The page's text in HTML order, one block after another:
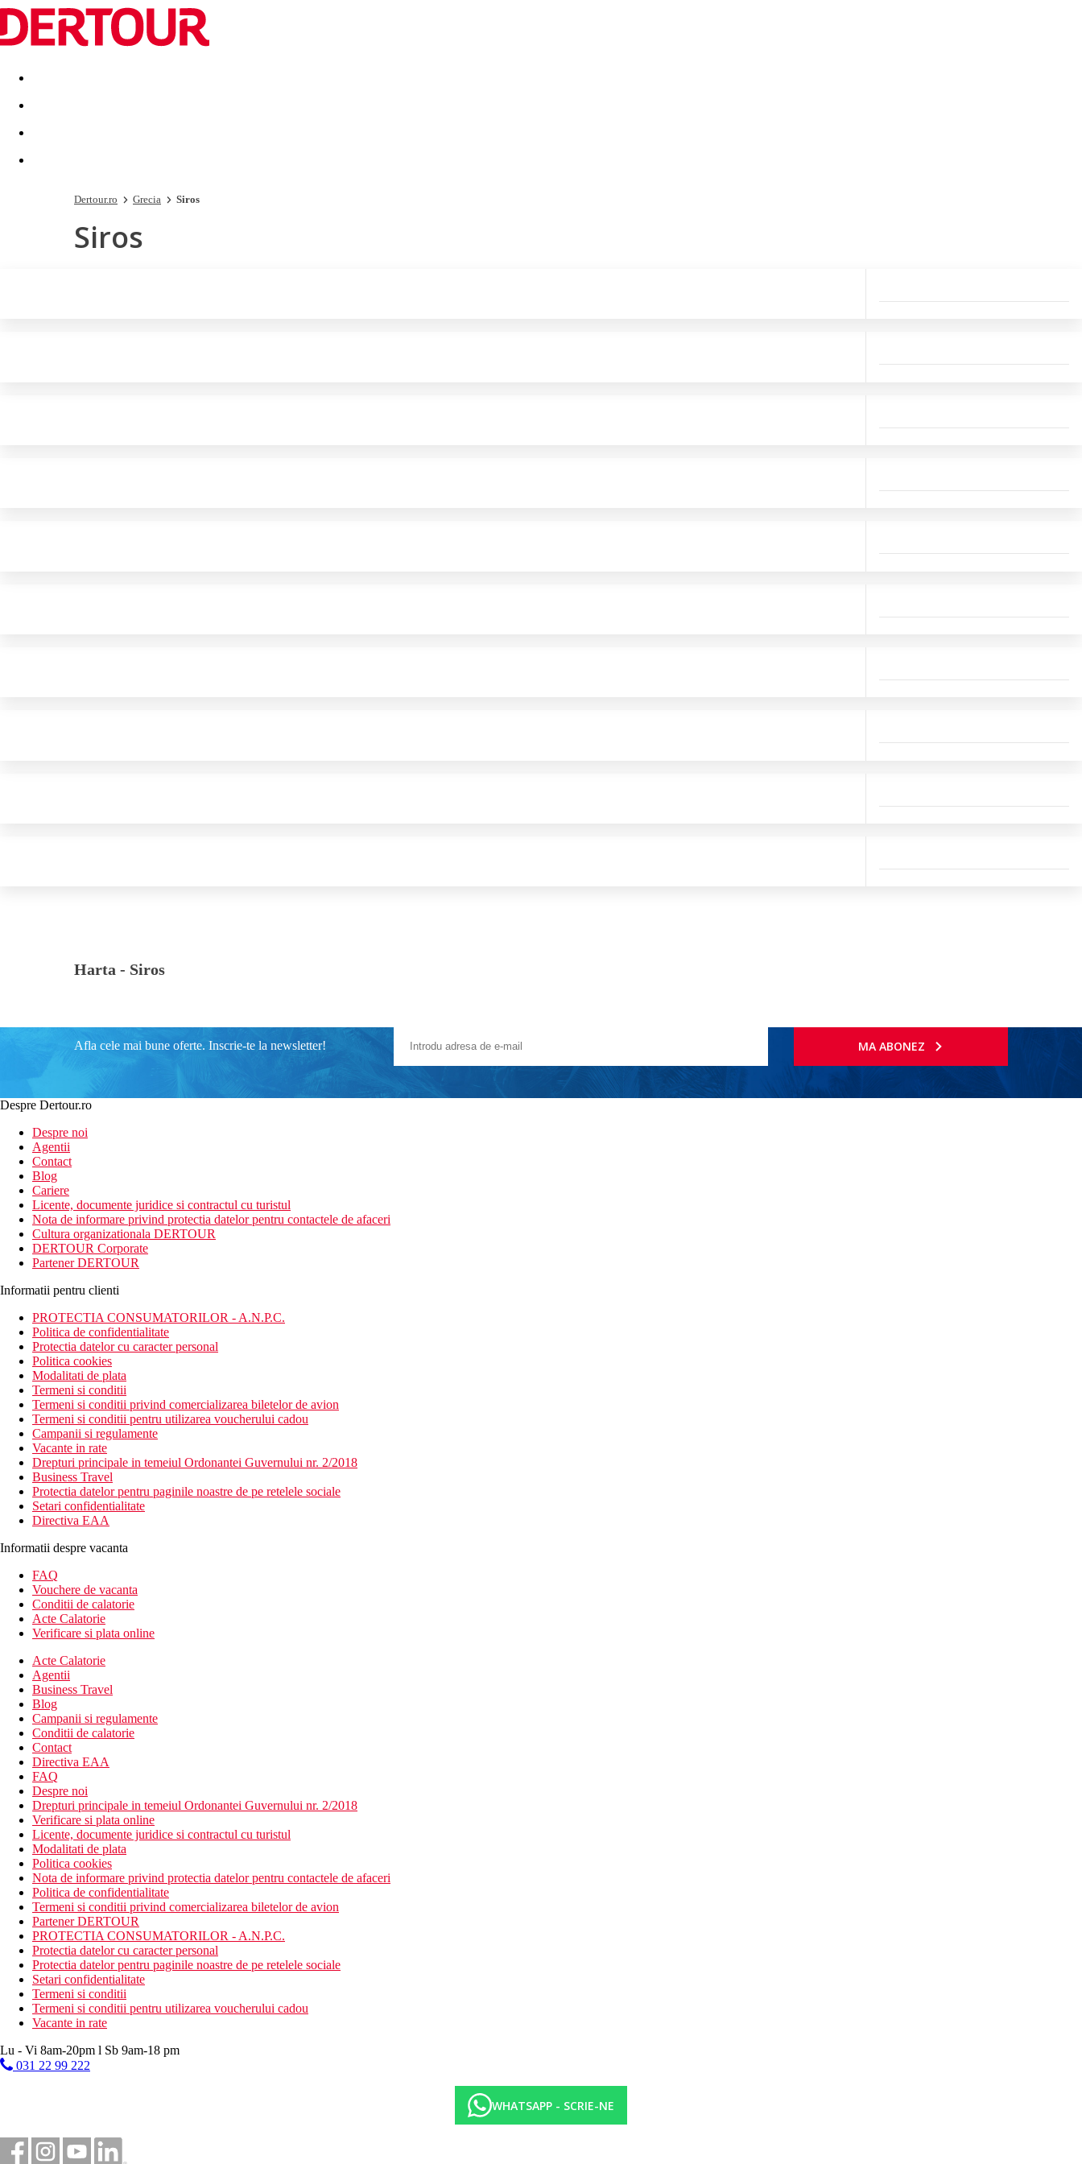
Destinatii Vacanta perfecta OFERTE DE NERATAT
Dertour.ro Grecia Siros
Siros
Harta - Siros
Afla cele mai bune oferte. Inscrie-te la newsletter! MA ABONEZ
Despre Dertour.ro
Despre noi
Agentii
Contact
Blog
Cariere
Licente, documente juridice si contractul cu turistul
Nota de informare privind protectia datelor pentru contactele de afaceri
Cultura organizationala DERTOUR
DERTOUR Corporate
Partener DERTOUR
Informatii pentru clienti
PROTECTIA CONSUMATORILOR - A.N.P.C.
Politica de confidentialitate
Protectia datelor cu caracter personal
Politica cookies
Modalitati de plata
Termeni si conditii
Termeni si conditii privind comercializarea biletelor de avion
Termeni si conditii pentru utilizarea voucherului cadou
Campanii si regulamente
Vacante in rate
Drepturi principale in temeiul Ordonantei Guvernului nr. 2/2018
Business Travel
Protectia datelor pentru paginile noastre de pe retelele sociale
Setari confidentialitate
Directiva EAA
Informatii despre vacanta
FAQ
Vouchere de vacanta
Conditii de calatorie
Acte Calatorie
Verificare si plata online
Acte Calatorie
Agentii
Business Travel
Blog
Campanii si regulamente
Conditii de calatorie
Contact
Directiva EAA
FAQ
Despre noi
Drepturi principale in temeiul Ordonantei Guvernului nr. 2/2018
Verificare si plata online
Licente, documente juridice si contractul cu turistul
Modalitati de plata
Politica cookies
Nota de informare privind protectia datelor pentru contactele de afaceri
Politica de confidentialitate
Termeni si conditii privind comercializarea biletelor de avion
Partener DERTOUR
PROTECTIA CONSUMATORILOR - A.N.P.C.
Protectia datelor cu caracter personal
Protectia datelor pentru paginile noastre de pe retelele sociale
Setari confidentialitate
Termeni si conditii
Termeni si conditii pentru utilizarea voucherului cadou
Vacante in rate
Lu - Vi 8am-20pm l Sb 9am-18 pm
031 22 99 222
WHATSAPP - SCRIE-NE